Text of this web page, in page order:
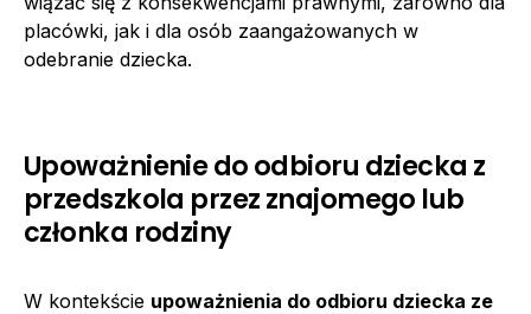
placówki, jak i dla osób zaangażowanych w
odebranie dziecka.
Upoważnienie do odbioru dziecka z
przedszkola przez znajomego lub
członka rodziny
W kontekście upoważnienia do odbioru dziecka ze